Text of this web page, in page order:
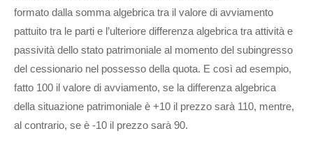
formato dalla somma algebrica tra il valore di avviamento
pattuito tra le parti e l’ulteriore differenza algebrica tra attività e
passività dello stato patrimoniale al momento del subingresso
del cessionario nel possesso della quota. E così ad esempio,
fatto 100 il valore di avviamento, se la differenza algebrica
della situazione patrimoniale è +10 il prezzo sarà 110, mentre,
al contrario, se è -10 il prezzo sarà 90.